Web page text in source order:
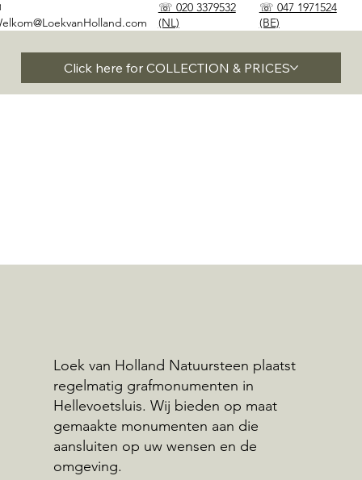
☏ 020 3379532
(NL)
☏ 047 1971524
(BE)
Click here for COLLECTION & PRICES
Loek van Holland Natuursteen plaatst
regelmatig grafmonumenten in
Hellevoetsluis. Wij bieden op maat
gemaakte monumenten aan die
aansluiten op uw wensen en de
omgeving.